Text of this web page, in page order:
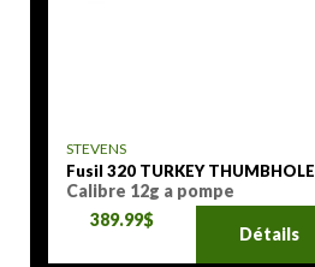
STEVENS
Fusil 320 TURKEY THUMBHOLE
Calibre 12g a pompe
389.99$
Détails